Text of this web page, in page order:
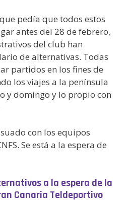
pedía que todos estos
antes del 28 de febrero,
del club han
de alternativas. Todas
partidos en los fines de
los viajes a la península
y domingo y lo propio con
con los equipos
Se está a la espera de
a la espera de la
Canaria Teldeportivo